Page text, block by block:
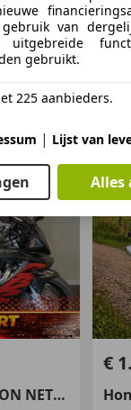
Try Again
MOTOR!
€
van
uitgebreide
gebruikt.
225 aanbieders.
| Lijst van
Alles